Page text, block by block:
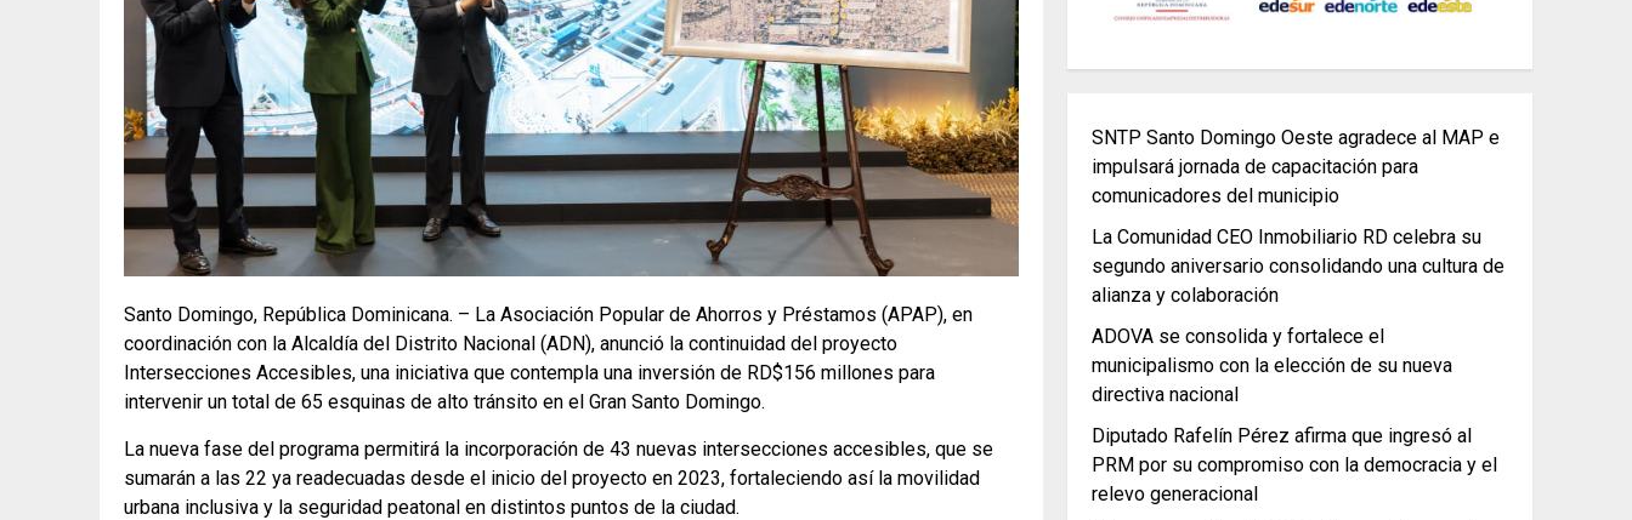
Santo Domingo, República Dominicana. – La Asociación Popular de Ahorros y Préstamos (APAP), en
coordinación con la Alcaldía del Distrito Nacional (ADN), anunció la continuidad del proyecto
Intersecciones Accesibles, una iniciativa que contempla una inversión de RD$156 millones para
intervenir un total de 65 esquinas de alto tránsito en el Gran Santo Domingo.
La nueva fase del programa permitirá la incorporación de 43 nuevas intersecciones accesibles, que se
sumarán a las 22 ya readecuadas desde el inicio del proyecto en 2023, fortaleciendo así la movilidad
urbana inclusiva y la seguridad peatonal en distintos puntos de la ciudad.
SNTP Santo Domingo Oeste agradece al MAP e
impulsará jornada de capacitación para
comunicadores del municipio
La Comunidad CEO Inmobiliario RD celebra su
segundo aniversario consolidando una cultura de
alianza y colaboración
ADOVA se consolida y fortalece el
municipalismo con la elección de su nueva
directiva nacional
Diputado Rafelín Pérez afirma que ingresó al
PRM por su compromiso con la democracia y el
relevo generacional